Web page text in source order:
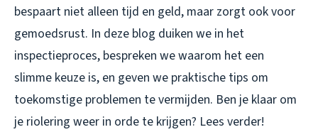
bespaart niet alleen tijd en geld, maar zorgt ook voor
gemoedsrust. In deze blog duiken we in het
inspectieproces, bespreken we waarom het een
slimme keuze is, en geven we praktische tips om
toekomstige problemen te vermijden. Ben je klaar om
je riolering weer in orde te krijgen? Lees verder!